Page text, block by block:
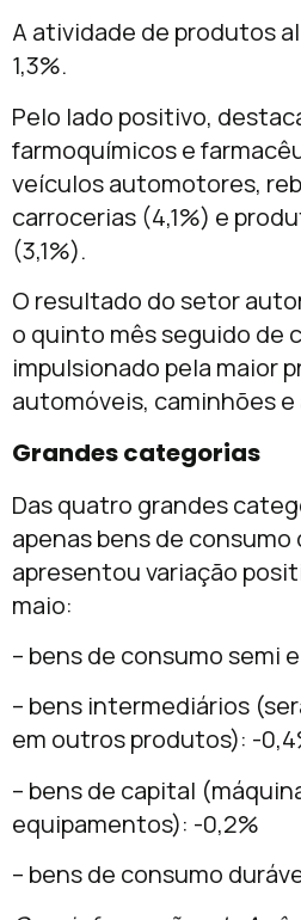
A atividade de produtos
1,3%.
Pelo lado positivo,
farmoquímicos e
veículos automotores,
carrocerias (4,1%) e
(3,1%).
O resultado do setor
o quinto mês seguido de
impulsionado pela maior
automóveis, caminhões
Grandes categorias
Das quatro grandes
apenas bens de consumo
apresentou variação
maio:
– bens de consumo semi
– bens intermediários
em outros produtos): -
– bens de capital
equipamentos): -0,2%
– bens de consumo